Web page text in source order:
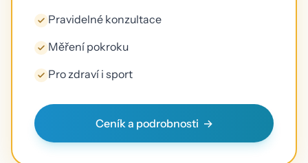
Pravidelné konzultace
Měření pokroku
Pro zdraví i sport
Ceník a podrobnosti